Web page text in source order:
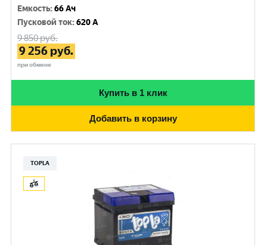
Емкость:66 Ач
Пусковой ток:620 A
9 850руб.
9 256 руб.
при обмене
Купить в 1 клик
Добавить в корзину
TOPLA